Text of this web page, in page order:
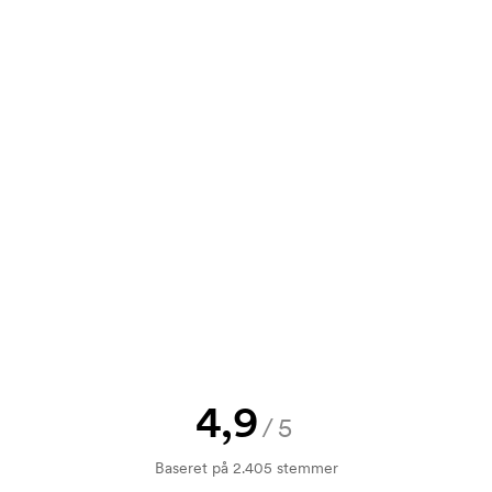
4,9/5
Baseret på 2.405 stemmer